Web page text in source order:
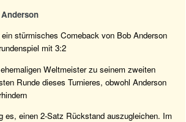
stürmisches Comeback von Bob Anderson
mit 3:2
Weltmeister zu seinem zweiten
Runde dieses Turnieres, obwohl Anderson
es, einen 2-Satz Rückstand auszugleichen. Im